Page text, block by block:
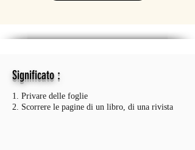
Significato:
1. Privare delle foglie
2. Scorrere le pagine di un libro, di una rivista